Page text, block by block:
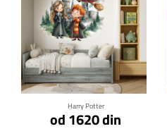
Harry Potter
od 1620 din
Klikni za detalje